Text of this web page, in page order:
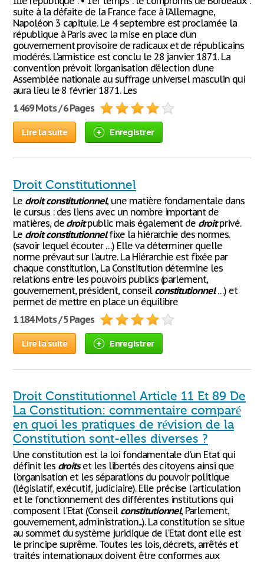
suite à la défaite de la France face à l’Allemagne,
Napoléon 3 capitule. Le 4 septembre est proclamée la
république à Paris avec la mise en place d’un
gouvernement provisoire de radicaux et de républicains
modérés. L’armistice est conclu le 28 janvier 1871. La
convention prévoit l’organisation d’élection d’une
Assemblée nationale au suffrage universel masculin qui
aura lieu le 8 février 1871. Les
1 469 Mots / 6 Pages
Lire la suite Enregistrer
Droit Constitutionnel
Le droit constitutionnel, une matière fondamentale dans
le cursus : des liens avec un nombre important de
matières, de droitpublic mais également de droitprivé.
Le droit constitutionnelfixe la hiérarchie des normes.
(savoir lequel écouter …) Elle va déterminer quelle
norme prévaut sur l'autre. La Hiérarchie est fixée par
chaque constitution, La Constitution détermine les
relations entre les pouvoirs publics (parlement,
gouvernement, président, conseil constitutionnel…) et
permet de mettre en place un équilibre
1 184 Mots / 5 Pages
Lire la suite Enregistrer
Droit Constitutionnel Article 11 Et 89 De
La Constitution: commentaire comparé
en quoi les pratiques de révision de la
Constitution sont-elles diverses ?
Une constitution est la loi fondamentale d'un Etat qui
définit les droitset les libertés des citoyens ainsi que
l'organisation et les séparations du pouvoir politique
(législatif, exécutif, judiciaire). Elle précise l'articulation
et le fonctionnement des différentes institutions qui
composent l'Etat (Conseil constitutionnel, Parlement,
gouvernement, administration...). La constitution se situe
au sommet du système juridique de l'Etat dont elle est
le principe suprême. Toutes les lois, décrets, arrêtés et
traités internationaux doivent être conformes aux